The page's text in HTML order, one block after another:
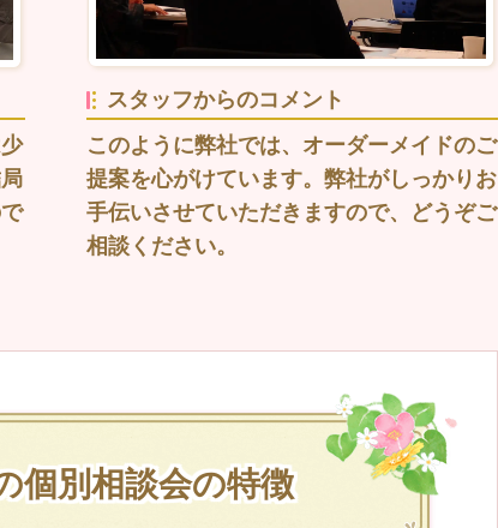
スタッフからのコメント
このように弊社では、オーダーメイドのご
提案を心がけています。弊社がしっかりお
手伝いさせていただきますので、どうぞご
相談ください。
個別相談会の特徴